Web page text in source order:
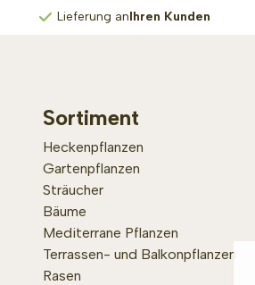
Lieferung anIhren Kunden
Sortiment
Heckenpflanzen
Gartenpflanzen
Sträucher
Bäume
Mediterrane Pflanzen
Terrassen- und Balkonpflanzen
Rasen